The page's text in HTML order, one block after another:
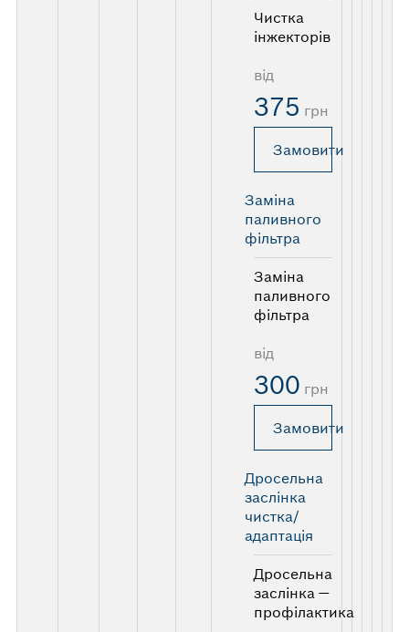
Чистка
інжекторів
від
375 грн
Замовити
Заміна
паливного
фільтра
Заміна
паливного
фільтра
від
300 грн
Замовити
Дросельна
заслінка
чистка/
адаптація
Дросельна
заслінка —
профілактика